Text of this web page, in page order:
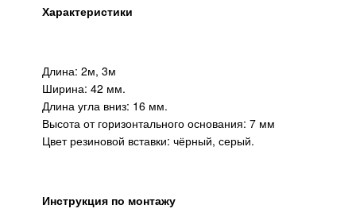
Характеристики
Длина: 2м, 3м
Ширина: 42 мм.
Длина угла вниз: 16 мм.
Высота от горизонтального основания: 7 мм
Цвет резиновой вставки: чёрный, серый.
Инструкция по монтажу